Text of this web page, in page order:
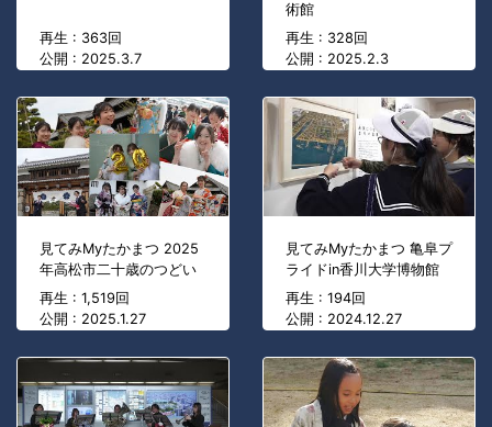
再生 : 363回
公開 : 2025.3.7
術館
再生 : 328回
公開 : 2025.2.3
見てみMyたかまつ 2025
年高松市二十歳のつどい
再生 : 1,519回
公開 : 2025.1.27
見てみMyたかまつ 亀阜プ
ライドin香川大学博物館
再生 : 194回
公開 : 2024.12.27